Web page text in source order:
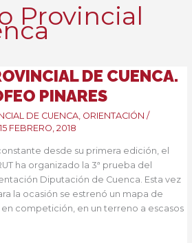
Provincial
DE CUENCA.
PINARES
DE CUENCA ORIENTACIÓN /
15 FEBRERO, 2018
desde su primera edición, el
ha organizado la 3ª prueba del
Diputación de Cuenca. Esta vez
la ocasión se estrenó un mapa de
competición, en un terreno a escasos